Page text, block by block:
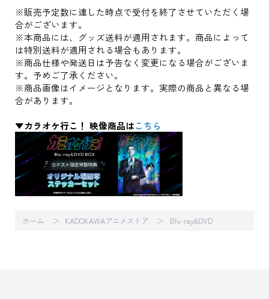
※販売予定数に達した時点で受付を終了させていただく場
合がございます。
※本商品には、グッズ送料が適用されます。商品によって
は特別送料が適用される場合もあります。
※商品仕様や発送日は予告なく変更になる場合がございま
す。予めご了承ください。
※商品画像はイメージとなります。実際の商品と異なる場
合があります。
▼カラオケ行こ！ 映像商品はこちら
ホーム KADOKAWAアニメストア Blu-ray&DVD